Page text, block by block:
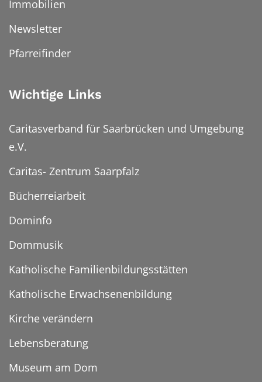
Immobilien
Newsletter
Pfarreifinder
Wichtige Links
Caritasverband für Saarbrücken und Umgebung
e.V.
Caritas- Zentrum Saarpfalz
Bücherreiarbeit
Dominfo
Dommusik
Katholische Familienbildungsstätten
Katholische Erwachsenenbildung
Kirche verändern
Lebensberatung
Museum am Dom